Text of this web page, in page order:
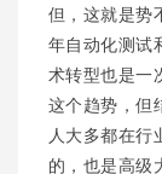
但，这就是势
年自动化测试
术转型也是一
这个趋势，但
人大多都在行
的，也是高级